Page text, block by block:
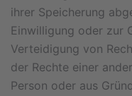
ihrer Speicherung
Einwilligung oder zur
Verteidigung von
der Rechte einer
Person oder aus